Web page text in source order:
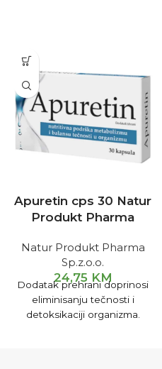
Apuretin cps 30 Natur
Produkt Pharma
Natur Produkt Pharma
Sp.z.o.o.
24,75 KM
Dodatak prehrani doprinosi
eliminisanju tečnosti i
detoksikaciji organizma.